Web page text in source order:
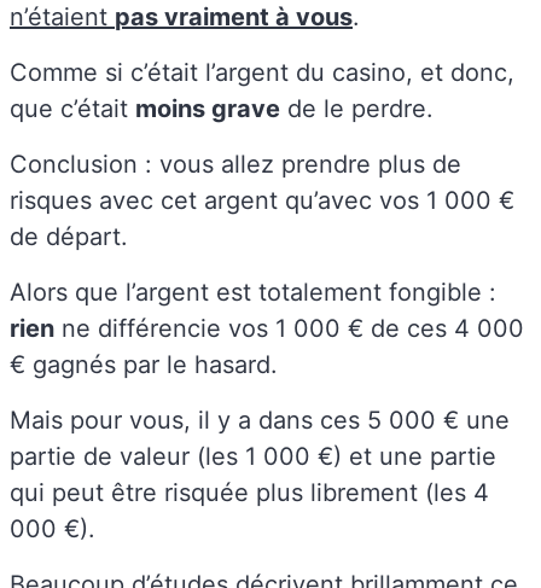
n’étaient pas vraiment à vous.
Comme si c’était l’argent du casino, et donc,
que c’était moins grave de le perdre.
Conclusion : vous allez prendre plus de
risques avec cet argent qu’avec vos 1 000 €
de départ.
Alors que l’argent est totalement fongible :
rien ne différencie vos 1 000 € de ces 4 000
€ gagnés par le hasard.
Mais pour vous, il y a dans ces 5 000 € une
partie de valeur (les 1 000 €) et une partie
qui peut être risquée plus librement (les 4
000 €).